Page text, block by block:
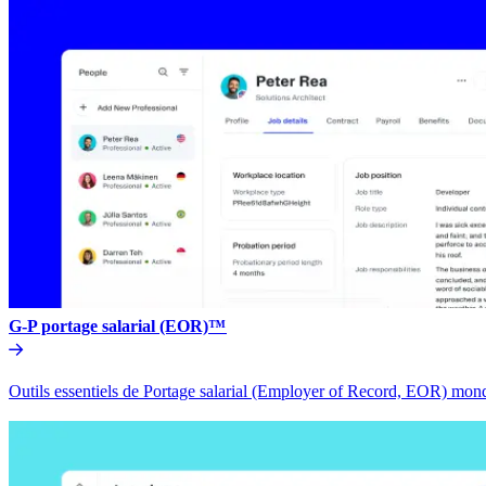
G-P portage salarial (EOR)™​​
Outils essentiels de Portage salarial (Employer of Record, EOR)